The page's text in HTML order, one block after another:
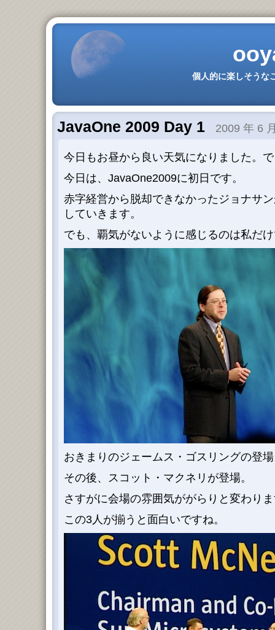
個人的に楽しそうな
JavaOne 2009 Day 1 2009 年 6
今日もお昼から良い天気になりました。
今日は、JavaOne2009に初日です。
赤字経営から脱却できなかったジョナサ
していきます。
でも、覇気がないように感じるのは私だ
おきまりのジェームス・ゴスリングの登
その後、スコット・マクネリが登場。
さすがに会場の雰囲気ががらりと変わり
この3人が揃うと面白いですね。